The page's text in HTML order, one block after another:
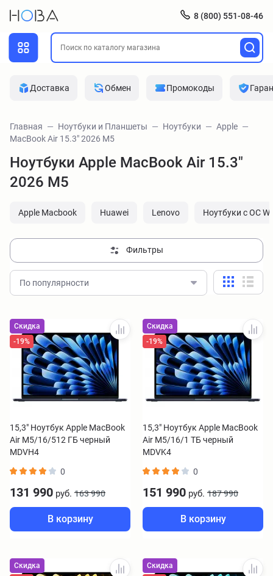
8 (800) 551-08-46
Доставка Обмен Промокоды
Главная Ноутбуки и Планшеты Ноутбуки
Apple
MacBook Air 15.3" 2026 M5
Ноутбуки Apple MacBook Air 15.3"
2026 M5
Apple Macbook Huawei Lenovo Ноутбуки с ОС
Фильтры
По популярности
Скидка
-19%
15,3" Ноутбук Apple MacBook
Air M5/16/512 ГБ черный
MDVH4
0
131 990 руб. 163 990
В корзину
Скидка
-19%
15,3" Ноутбук Apple MacBook
Air M5/16/1 ТБ черный
MDVK4
0
151 990 руб. 187 990
В корзину
Скидка
Скидка